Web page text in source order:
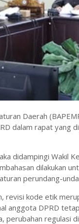
Daerah
dalam rapat yang
didampingi Wakil
dilakukan
perundang-
revisi kode etik
anggota DPRD
perubahan regulasi